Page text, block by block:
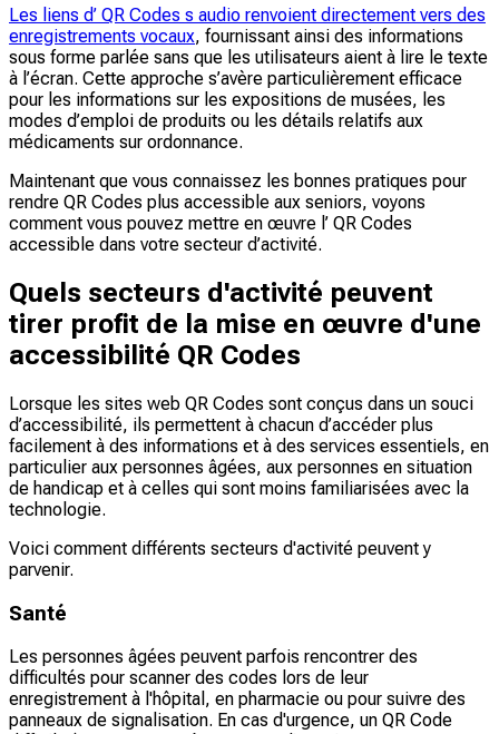
Les liens d’ QR Codes s audio renvoient directement vers des
enregistrements vocaux, fournissant ainsi des informations
sous forme parlée sans que les utilisateurs aient à lire le texte
à l’écran. Cette approche s’avère particulièrement efficace
pour les informations sur les expositions de musées, les
modes d’emploi de produits ou les détails relatifs aux
médicaments sur ordonnance.
Maintenant que vous connaissez les bonnes pratiques pour
rendre QR Codes plus accessible aux seniors, voyons
comment vous pouvez mettre en œuvre l’ QR Codes
accessible dans votre secteur d’activité.
Quels secteurs d'activité peuvent
tirer profit de la mise en œuvre d'une
accessibilité QR Codes
Lorsque les sites web QR Codes sont conçus dans un souci
d’accessibilité, ils permettent à chacun d’accéder plus
facilement à des informations et à des services essentiels, en
particulier aux personnes âgées, aux personnes en situation
de handicap et à celles qui sont moins familiarisées avec la
technologie.
Voici comment différents secteurs d'activité peuvent y
parvenir.
Santé
Les personnes âgées peuvent parfois rencontrer des
difficultés pour scanner des codes lors de leur
enregistrement à l'hôpital, en pharmacie ou pour suivre des
panneaux de signalisation. En cas d'urgence, un QR Code